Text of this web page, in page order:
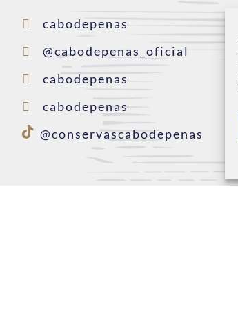
cabodepenas
@cabodepenas_oficial
cabodepenas
cabodepenas
@conservascabodepenas